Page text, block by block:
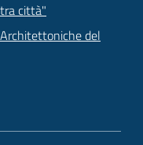
città"
del